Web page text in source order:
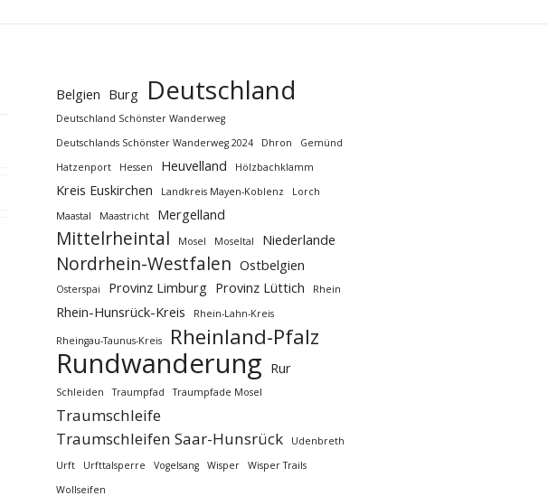
Belgien Burg Deutschland
Deutschland Schönster Wanderweg
Deutschlands Schönster Wanderweg 2024
Dhron
Gemünd
Hatzenport
Hessen Heuvelland Hölzbachklamm
Kreis Euskirchen Landkreis Mayen-Koblenz
Lorch
Maastal
Maastricht Mergelland
Mittelrheintal Mosel Moseltal Niederlande
Nordrhein-Westfalen Ostbelgien
Osterspai Provinz Limburg Provinz Lüttich Rhein
Rhein-Hunsrück-Kreis Rhein-Lahn-Kreis
Rheingau-Taunus-Kreis Rheinland-Pfalz
Rundwanderung Rur
Schleiden Traumpfad Traumpfade Mosel
Traumschleife
Traumschleifen Saar-Hunsrück
Udenbreth
Urft
Urfttalsperre Vogelsang Wisper
Wisper Trails
Wollseifen